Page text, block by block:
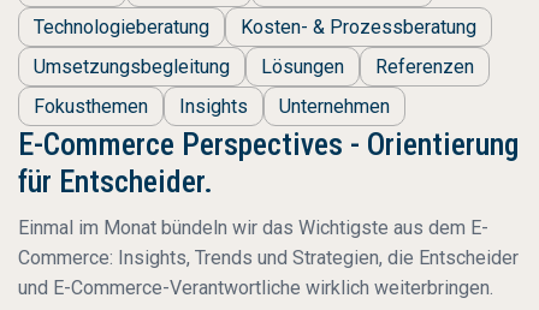
Technologieberatung
Kosten- & Prozessberatung
Umsetzungsbegleitung
Lösungen
Referenzen
Fokusthemen
Insights Unternehmen
E-Commerce Perspectives - Orientierung
für Entscheider.
Einmal im Monat bündeln wir das Wichtigste aus dem E-
Commerce: Insights, Trends und Strategien, die Entscheider
und E-Commerce-Verantwortliche wirklich weiterbringen.